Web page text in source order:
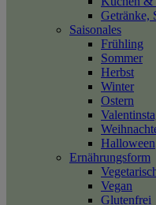
Getränke,
Saisonales
Frühling
Sommer
Herbst
Winter
Ostern
Halloween
Ernährungsform
Vegan
Glutenfrei